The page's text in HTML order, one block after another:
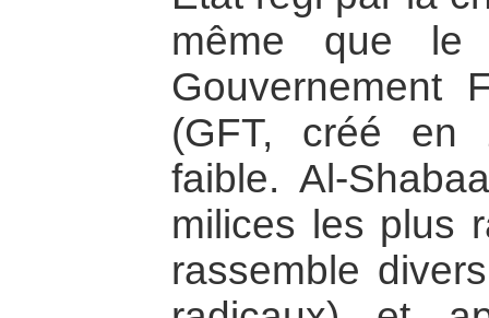
même que le
Gouvernement
(GFT, créé en
faible. Al-
milices les plus
rassemble